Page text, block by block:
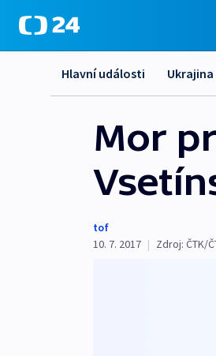
Hlavní události Ukrajina
Mor
tof
10. 7. 2017 | Zdroj: ČTK/